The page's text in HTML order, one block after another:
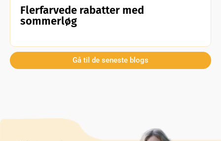
Flerfarvede rabatter med
sommerløg
Gå til de seneste blogs